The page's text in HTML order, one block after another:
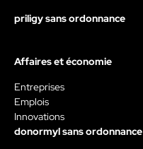
priligy sans ordonnance
Affaires et économie
Entreprises
Emplois
Innovations
donormyl sans ordonnance